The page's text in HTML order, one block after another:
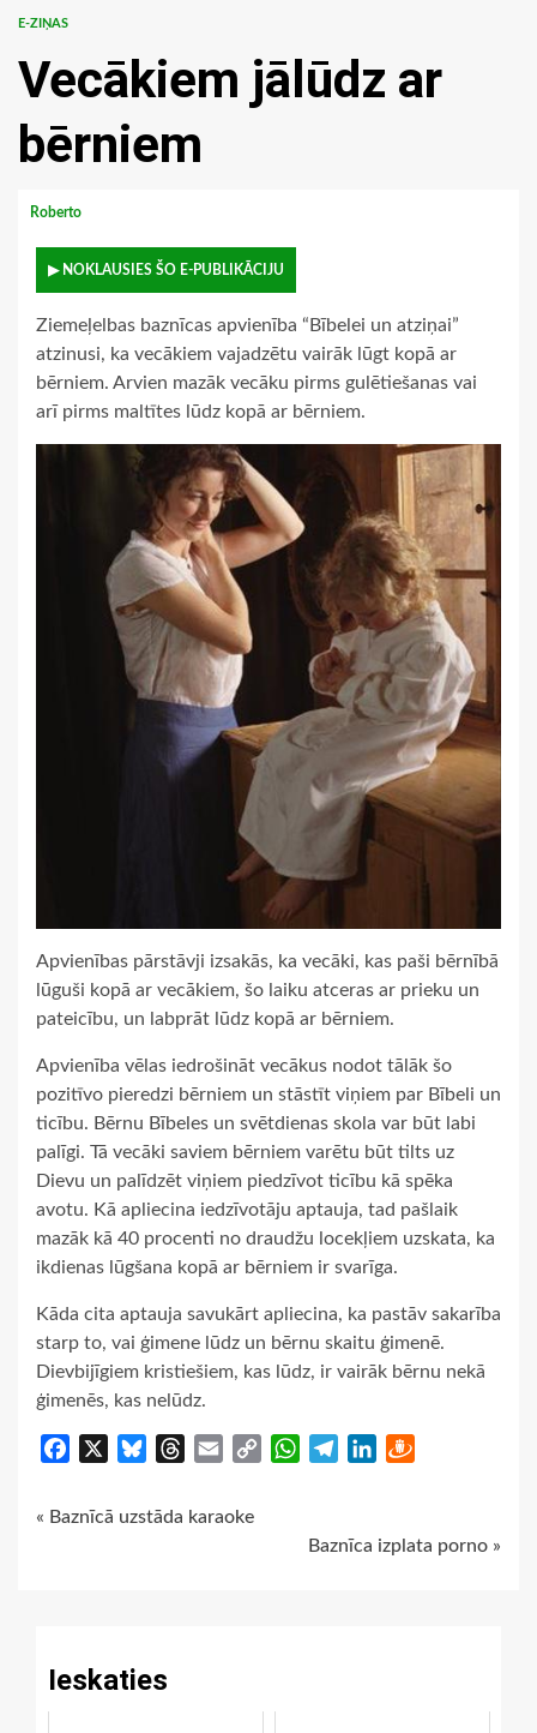
E-ZIŅAS
Vecākiem jālūdz ar
bērniem
Roberto
▶ NOKLAUSIES ŠO E-PUBLIKĀCIJU
Ziemeļelbas baznīcas apvienība “Bībelei un atziņai”
atzinusi, ka vecākiem vajadzētu vairāk lūgt kopā ar
bērniem. Arvien mazāk vecāku pirms gulētiešanas vai
arī pirms maltītes lūdz kopā ar bērniem.
Apvienības pārstāvji izsakās, ka vecāki, kas paši bērnībā
lūguši kopā ar vecākiem, šo laiku atceras ar prieku un
pateicību, un labprāt lūdz kopā ar bērniem.
Apvienība vēlas iedrošināt vecākus nodot tālāk šo
pozitīvo pieredzi bērniem un stāstīt viņiem par Bībeli un
ticību. Bērnu Bībeles un svētdienas skola var būt labi
palīgi. Tā vecāki saviem bērniem varētu būt tilts uz
Dievu un palīdzēt viņiem piedzīvot ticību kā spēka
avotu. Kā apliecina iedzīvotāju aptauja, tad pašlaik
mazāk kā 40 procenti no draudžu locekļiem uzskata, ka
ikdienas lūgšana kopā ar bērniem ir svarīga.
Kāda cita aptauja savukārt apliecina, ka pastāv sakarība
starp to, vai ģimene lūdz un bērnu skaitu ģimenē.
Dievbijīgiem kristiešiem, kas lūdz, ir vairāk bērnu nekā
ģimenēs, kas nelūdz.
Facebook BlueskyThreads
Email
Copy
WhatsApp
TelegramLinkedIn
Continue
« Baznīcā uzstāda karaoke
Baznīca izplata porno »
Ieskaties